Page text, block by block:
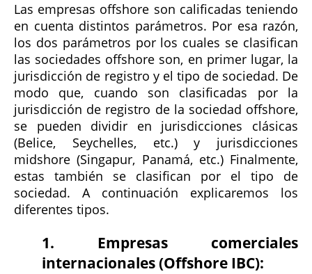
Las empresas offshore son calificadas teniendo
en cuenta distintos parámetros. Por esa razón,
los dos parámetros por los cuales se clasifican
las sociedades offshore son, en primer lugar, la
jurisdicción de registro y el tipo de sociedad. De
modo que, cuando son clasificadas por la
jurisdicción de registro de la sociedad offshore,
se pueden dividir en jurisdicciones clásicas
(Belice, Seychelles, etc.) y jurisdicciones
midshore (Singapur, Panamá, etc.) Finalmente,
estas también se clasifican por el tipo de
sociedad. A continuación explicaremos los
diferentes tipos.
1. Empresas comerciales
internacionales (Offshore IBC):